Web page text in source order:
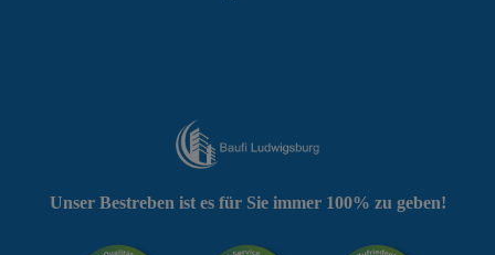
Unser Bestreben ist es für Sie immer 100% zu geben!